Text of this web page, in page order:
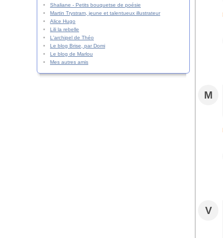
Shaliane - Petits bouquetse de poésie
Martin Trystram, jeune et talentueux illustrateur
Alice Hugo
Lili la rebelle
L'archipel de Théo
Le blog Brise, par Domi
Le blog de Marlou
Mes autres amis
M
V